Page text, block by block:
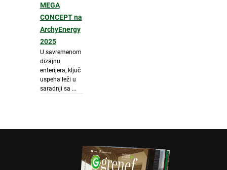
MEGA
CONCEPT na
ArchyEnergy
2025
U savremenom
dizajnu
enterijera, ključ
uspeha leži u
saradnji sa …